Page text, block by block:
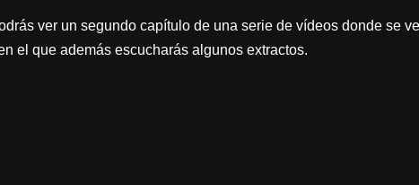
ver un segundo capítulo de una serie de vídeos donde se
el que además escucharás algunos extractos.